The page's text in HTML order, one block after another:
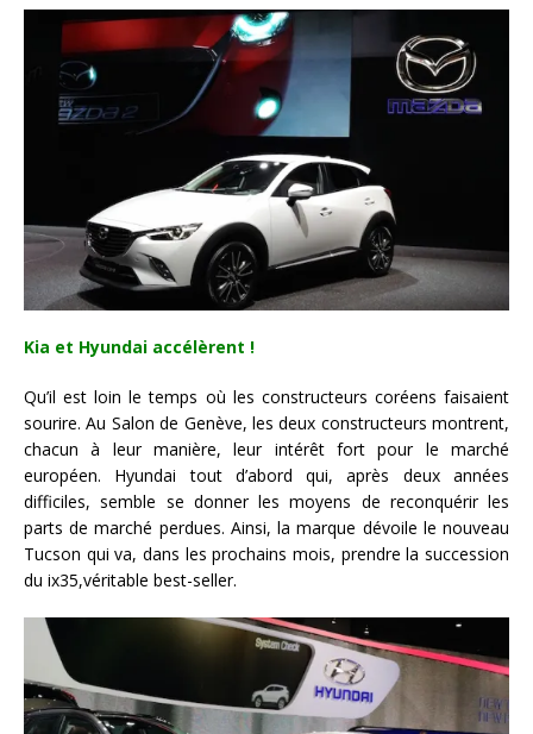
Kia et Hyundai accélèrent !
Qu’il est loin le temps où les constructeurs coréens faisaient
sourire. Au Salon de Genève, les deux constructeurs montrent,
chacun à leur manière, leur intérêt fort pour le marché
européen. Hyundai tout d’abord qui, après deux années
difficiles, semble se donner les moyens de reconquérir les
parts de marché perdues. Ainsi, la marque dévoile le nouveau
Tucson qui va, dans les prochains mois, prendre la succession
du ix35,véritable best-seller.